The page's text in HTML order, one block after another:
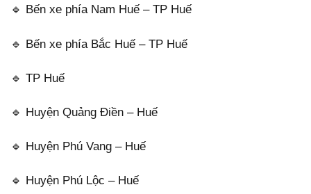
🔹 Bến xe phía Nam Huế – TP Huế
🔹 Bến xe phía Bắc Huế – TP Huế
🔹 TP Huế
🔹 Huyện Quảng Điền – Huế
🔹 Huyện Phú Vang – Huế
🔹 Huyện Phú Lộc – Huế